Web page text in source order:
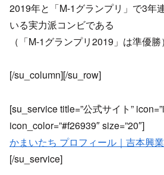
2019年と「M-1グランプリ」で3年
いる実力派コンビである
（「M-1グランプリ2019」は準優勝）
[/su_column][/su_row]
[su_service title=”公式サイト”
icon_color=”#f26939″ size=”20″]
かまいたち プロフィール｜吉本興
[/su_service]